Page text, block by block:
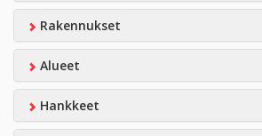
Rakennukset
Alueet
Hankkeet